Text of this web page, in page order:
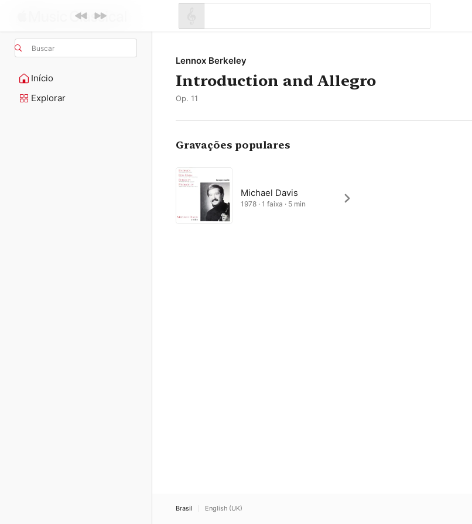
Buscar
Início
Explorar
Lennox Berkeley
Introduction and Allegro
Op. 11
Gravações populares
Michael Davis
1978 · 1 faixa · 5 min
Brasil English (UK)